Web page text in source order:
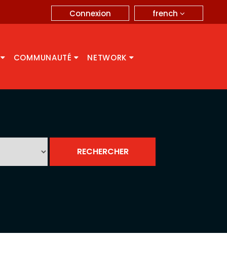
french
Connexion
COMMUNAUTÉ NETWORK